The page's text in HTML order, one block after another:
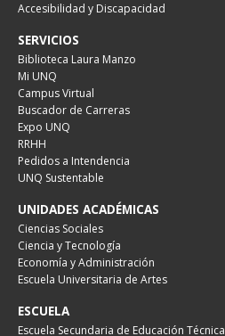
Accesibilidad y Discapacidad
SERVICIOS
Biblioteca Laura Manzo
Mi UNQ
Campus Virtual
Buscador de Carreras
Expo UNQ
RRHH
Pedidos a Intendencia
UNQ Sustentable
UNIDADES ACADÉMICAS
Ciencias Sociales
Ciencia y Tecnología
Economía y Administración
Escuela Universitaria de Artes
ESCUELA
Escuela Secundaria de Educación Técnica